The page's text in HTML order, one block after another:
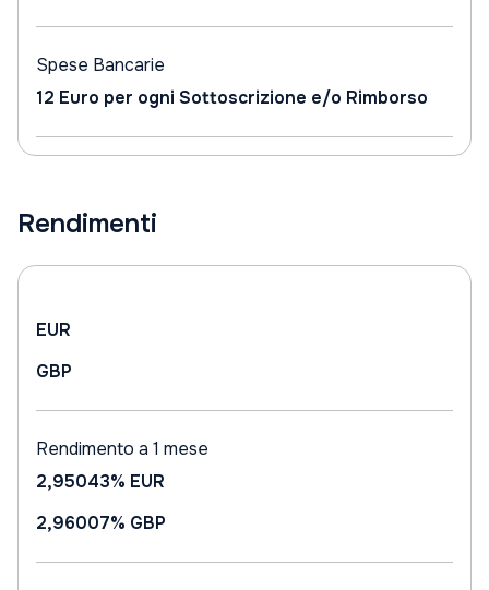
Spese Bancarie
12 Euro per ogni Sottoscrizione e/o Rimborso
Rendimenti
EUR
GBP
Rendimento a 1 mese
2,95043% EUR
2,96007% GBP